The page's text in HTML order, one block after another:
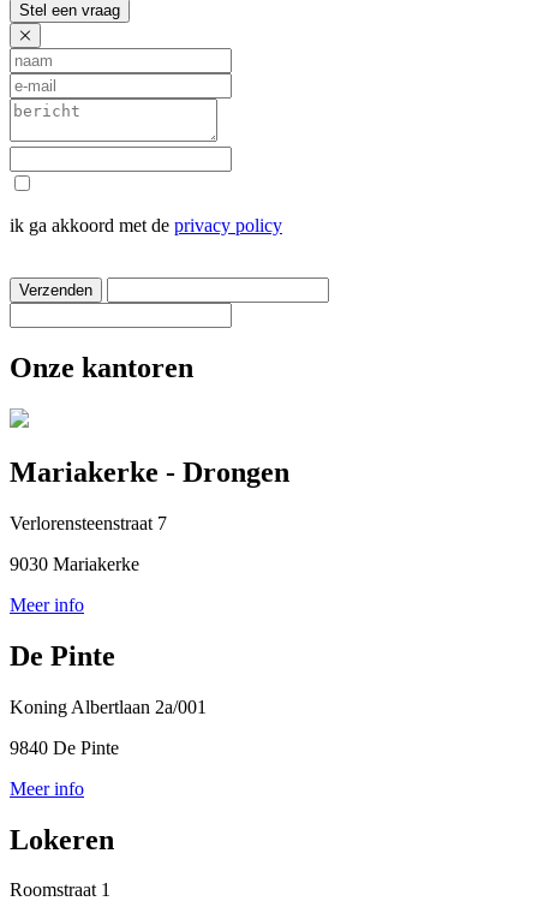
Stel een vraag
ik ga akkoord met de privacy policy
Verzenden
Onze kantoren
Mariakerke - Drongen
Verlorensteenstraat 7
9030 Mariakerke
Meer info
De Pinte
Koning Albertlaan 2a/001
9840 De Pinte
Meer info
Lokeren
Roomstraat 1